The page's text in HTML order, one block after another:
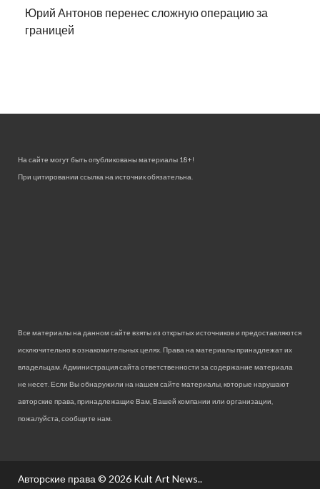
Юрий Антонов перенес сложную операцию за
границей
На сайте могут быть опубликованы материалы 18+!
При цитировании ссылка на источник обязательна.
Все материалы на данном сайте взяты из открытых источников и предоставляются
исключительно в ознакомительных целях. Права на материалы принадлежат их
владельцам. Администрация сайта ответственности за содержание материала
не несет. Если Вы обнаружили на нашем сайте материалы, которые нарушают
авторские права, принадлежащие Вам, Вашей компании или организации,
пожалуйста, сообщите нам.
Авторские права © 2026 Kult Art News..